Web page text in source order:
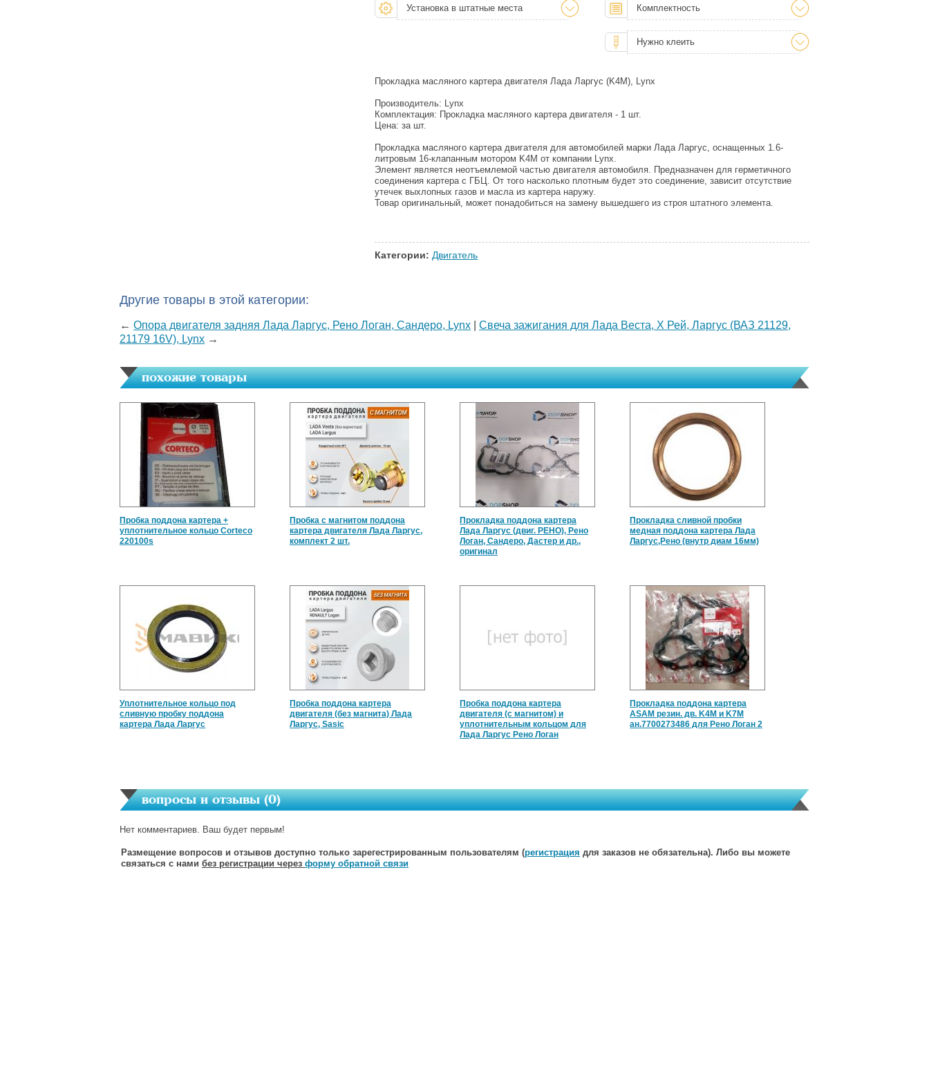
Установка в штатные места Комплектность
Нужно клеить
Прокладка масляного картера двигателя Лада Ларгус (K4M), Lynx
Производитель: Lynx
Комплектация: Прокладка масляного картера двигателя - 1 шт.
Цена: за шт.
Прокладка масляного картера двигателя для автомобилей марки Лада Ларгус, оснащенных 1.6-
литровым 16-клапанным мотором K4M от компании Lynx.
Элемент является неотъемлемой частью двигателя автомобиля. Предназначен для герметичного
соединения картера с ГБЦ. От того насколько плотным будет это соединение, зависит отсутствие
утечек выхлопных газов и масла из картера наружу.
Товар оригинальный, может понадобиться на замену вышедшего из строя штатного элемента.
Категории: Двигатель
Другие товары в этой категории:
← Опора двигателя задняя Лада Ларгус, Рено Логан, Сандеро, Lynx
Свеча зажигания для Лада Веста, Х Рей, Ларгус (ВАЗ 21129,
21179 16V), Lynx →
похожие товары
Пробка поддона картера +
уплотнительное кольцо Corteco
220100s
Пробка с магнитом поддона
картера двигателя Лада Ларгус,
комплект 2 шт.
Прокладка поддона картера
Лада Ларгус (двиг. РЕНО), Рено
Логан, Сандеро, Дастер и др.,
оригинал
Прокладка сливной пробки
медная поддона картера Лада
Ларгус,Рено (внутр диам 16мм)
Уплотнительное кольцо под
сливную пробку поддона
картера Лада Ларгус
Пробка поддона картера
двигателя (без магнита) Лада
Ларгус, Sasic
Пробка поддона картера
двигателя (с магнитом) и
уплотнительным кольцом для
Лада Ларгус Рено Логан
Прокладка поддона картера
ASAM резин. дв. K4M и K7M
ан.7700273486 для Рено Логан 2
вопросы и отзывы (0)
Нет комментариев. Ваш будет первым!
Размещение вопросов и отзывов доступно только зарегестрированным пользователям (регистрация для заказов не обязательна). Либо вы можете
связаться с нами без регистрации через форму обратной связи